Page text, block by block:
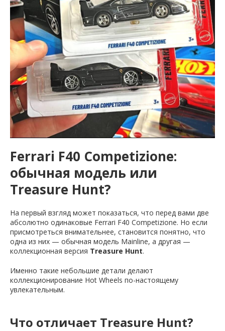
Ferrari F40 Competizione:
обычная модель или
Treasure Hunt?
На первый взгляд может показаться, что перед вами две
абсолютно одинаковые Ferrari F40 Competizione. Но если
присмотреться внимательнее, становится понятно, что
одна из них — обычная модель Mainline, а другая —
коллекционная версия Treasure Hunt.
Именно такие небольшие детали делают
коллекционирование Hot Wheels по-настоящему
увлекательным.
Что отличает Treasure Hunt?